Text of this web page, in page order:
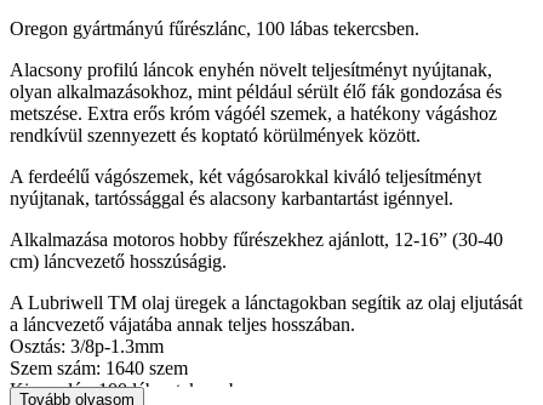
Oregon gyártmányú fűrészlánc, 100 lábas tekercsben.
Alacsony profilú láncok enyhén növelt teljesítményt nyújtanak,
olyan alkalmazásokhoz, mint például sérült élő fák gondozása és
metszése. Extra erős króm vágóél szemek, a hatékony vágáshoz
rendkívül szennyezett és koptató körülmények között.
A ferdeélű vágószemek, két vágósarokkal kiváló teljesítményt
nyújtanak, tartóssággal és alacsony karbantartást igénnyel.
Alkalmazása motoros hobby fűrészekhez ajánlott, 12-16” (30-40
cm) láncvezető hosszúságig.
A Lubriwell TM olaj üregek a lánctagokban segítik az olaj eljutását
a láncvezető vájatába annak teljes hosszában.
Osztás: 3/8p-1.3mm
Szem szám: 1640 szem
Kiszerelés: 100 lábas tekercsben
Tovább olvasom